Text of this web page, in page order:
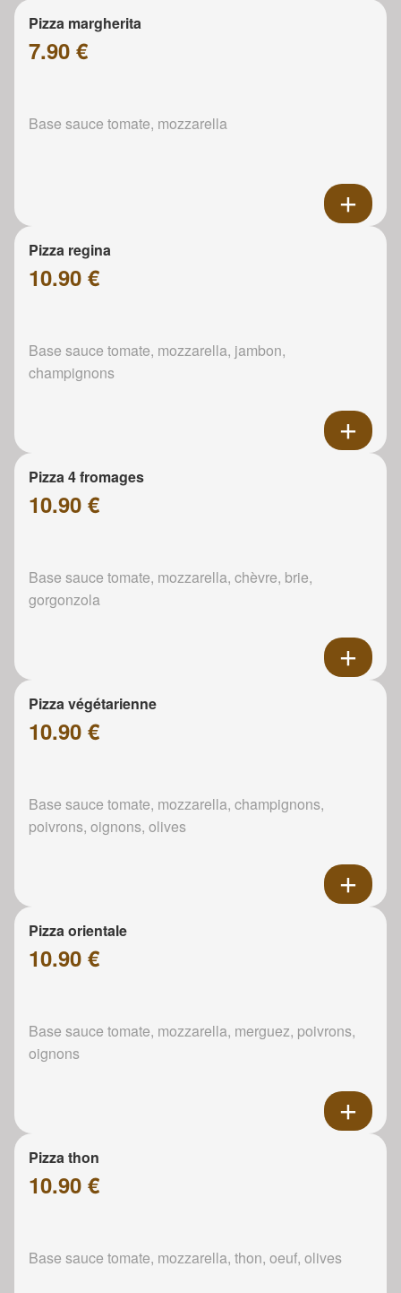
Pizza margherita
7.90 €
Base sauce tomate, mozzarella
Pizza regina
10.90 €
Base sauce tomate, mozzarella, jambon,
champignons
Pizza 4 fromages
10.90 €
Base sauce tomate, mozzarella, chèvre, brie,
gorgonzola
Pizza végétarienne
10.90 €
Base sauce tomate, mozzarella, champignons,
poivrons, oignons, olives
Pizza orientale
10.90 €
Base sauce tomate, mozzarella, merguez, poivrons,
oignons
Pizza thon
10.90 €
Base sauce tomate, mozzarella, thon, oeuf, olives